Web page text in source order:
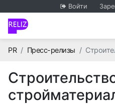
Войти
PRГлавная
Пресс-релизы